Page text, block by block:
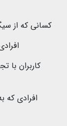
کسانی که از
کاربران با
افرادی که